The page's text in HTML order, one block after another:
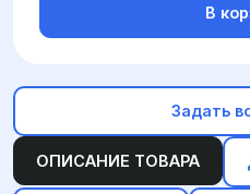
ОПИСАНИЕ ТОВАРА
В
Задать